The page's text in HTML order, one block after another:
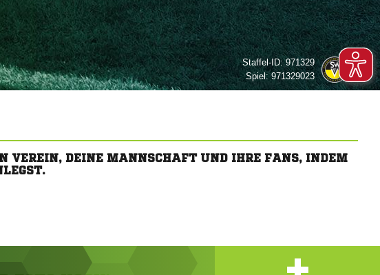
Staffel-ID:971329
Spiel:971329023
VEREIN, DEINE MANNSCHAFT UND IHRE FANS, INDEM